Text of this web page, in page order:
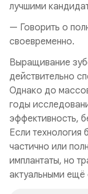
лучшими
— Говорить о
своевременно.
Выращивание
действительно
Однако до
годы
эффективность,
Если технология
частично или
имплантаты, но
актуальными ещё